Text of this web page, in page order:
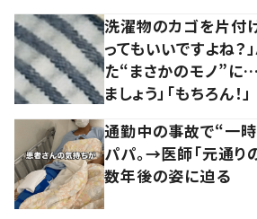
洗濯物のカゴを片付
ってもいいですよね？
た“まさかのモノ”に
ましょう」「もちろん！」
通勤中の事故で“一
パパ。→医師「元通り
数年後の姿に迫る